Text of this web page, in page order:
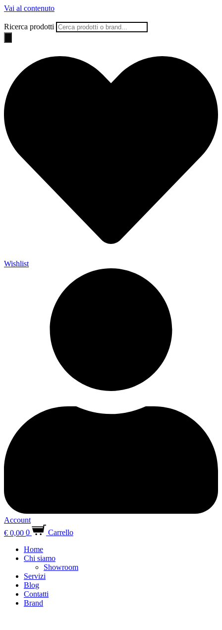
Vai al contenuto
Ricerca prodotti
Wishlist
Account
€ 0,00 0
Carrello
Home
Chi siamo
Showroom
Servizi
Blog
Contatti
Brand